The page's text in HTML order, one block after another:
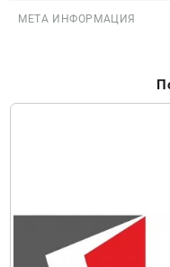
МЕТА ИНФОРМАЦИЯ